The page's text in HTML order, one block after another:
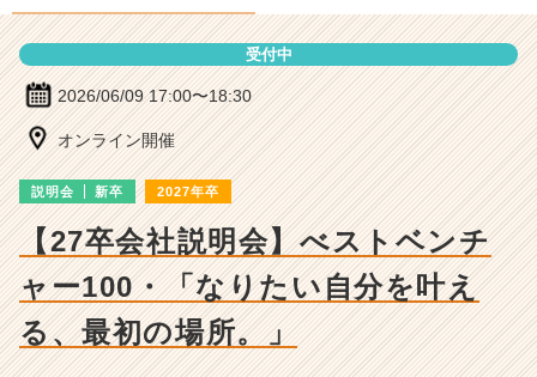
ベ
ャ
ー・
成
長
企
業
か
受付中
2026/06/09 17:00〜18:30
オンライン開催
説明会 新卒 2027年卒
【27卒会社説明会】べストベンチ
ャー100・「なりたい自分を叶え
る、最初の場所。」